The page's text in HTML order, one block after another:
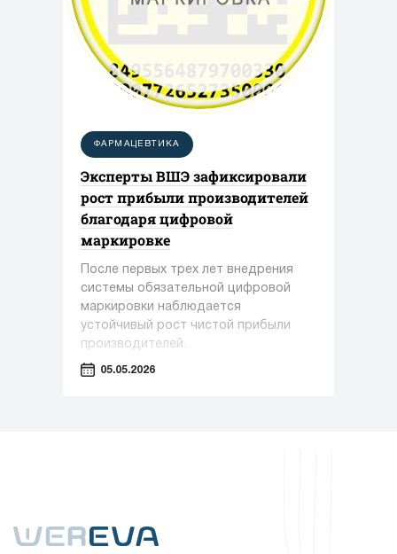
ФАРМАЦЕВТИКА
Эксперты ВШЭ зафиксировали
рост прибыли производителей
благодаря цифровой
маркировке
После первых трех лет внедрения
системы обязательной цифровой
маркировки наблюдается
устойчивый рост чистой прибыли
производителей.
05.05.2026